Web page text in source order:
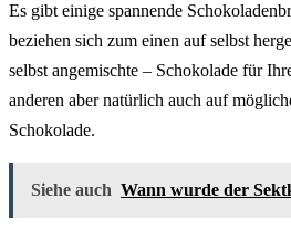
Es gibt einige spannende
beziehen sich zum einen auf selbst
selbst angemischte – Schokolade für
anderen aber natürlich auch auf
Schokolade.
Siehe auch Wann wurde der